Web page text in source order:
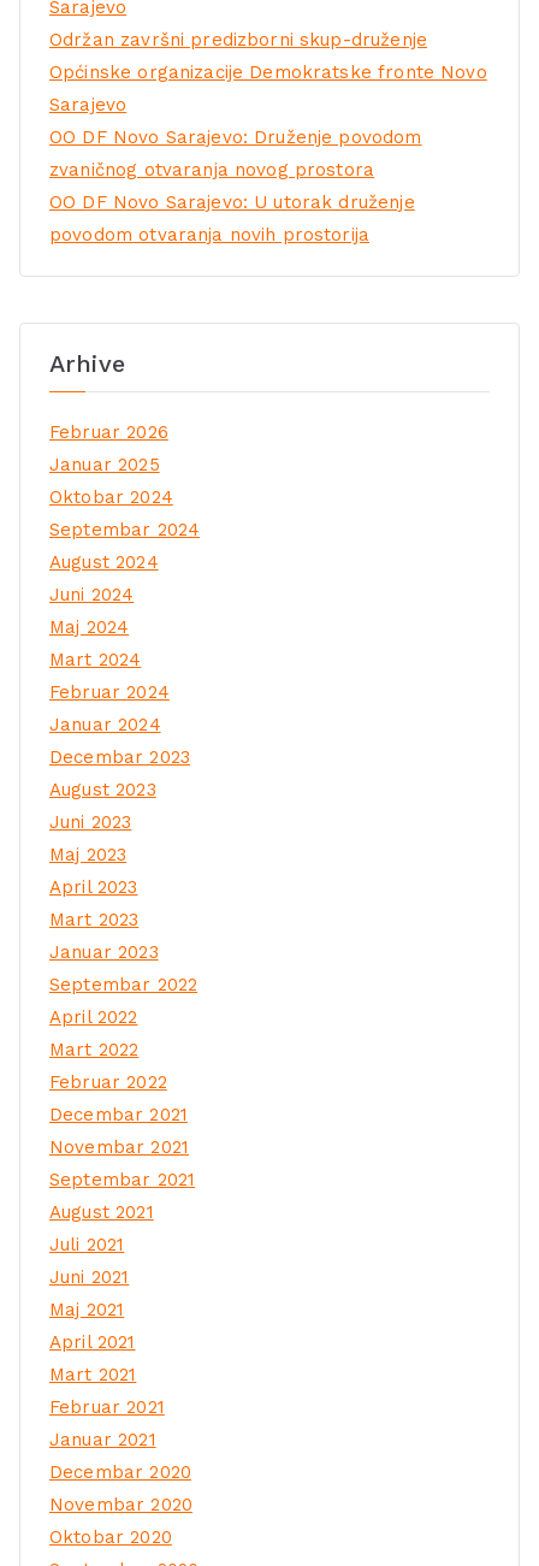
Sarajevo
Održan završni predizborni skup-druženje
Općinske organizacije Demokratske fronte Novo
Sarajevo
OO DF Novo Sarajevo: Druženje povodom
zvaničnog otvaranja novog prostora
OO DF Novo Sarajevo: U utorak druženje
povodom otvaranja novih prostorija
Arhive
Februar 2026
Januar 2025
Oktobar 2024
Septembar 2024
August 2024
Juni 2024
Maj 2024
Mart 2024
Februar 2024
Januar 2024
Decembar 2023
August 2023
Juni 2023
Maj 2023
April 2023
Mart 2023
Januar 2023
Septembar 2022
April 2022
Mart 2022
Februar 2022
Decembar 2021
Novembar 2021
Septembar 2021
August 2021
Juli 2021
Juni 2021
Maj 2021
April 2021
Mart 2021
Februar 2021
Januar 2021
Decembar 2020
Novembar 2020
Oktobar 2020